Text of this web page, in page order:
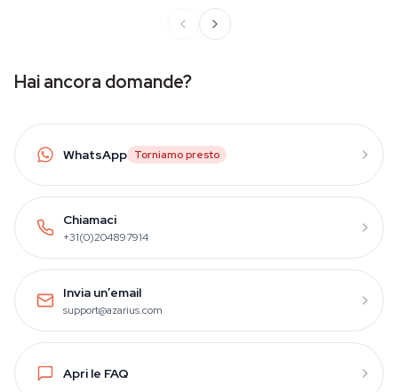
Hai ancora domande?
WhatsApp Torniamo presto
Chiamaci
+31(0)204897914
Invia un’email
support@azarius.com
Apri le FAQ